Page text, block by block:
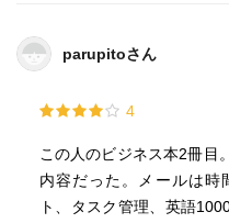
parupitoさん
4
この人のビジネス本2冊目
内容だった。メールは時
ト、タスク管理、英語